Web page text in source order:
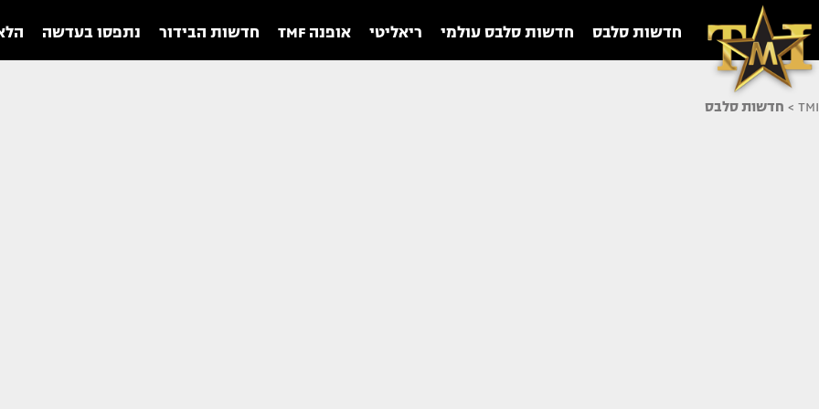
חדשות סלבס חדשות סלבס עולמי ריאליטי אופנה TMF חדשות הבידור נתפסו בעדשה
TMI
> חדשות סלבס